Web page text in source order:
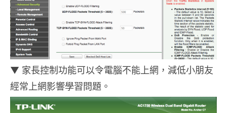
▼ 家長控制功能可以令電腦不能上網，減低小朋友
經常上網影響學習問題。